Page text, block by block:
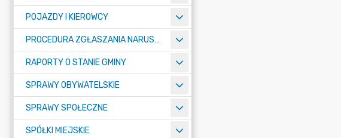
POJAZDY I KIEROWCY
PROCEDURA ZGŁASZANIA NARUSZEŃ PRAWA
RAPORTY O STANIE GMINY
SPRAWY OBYWATELSKIE
SPRAWY SPOŁECZNE
SPÓŁKI MIEJSKIE